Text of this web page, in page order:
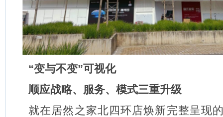
“变与不变”可视化
顺应战略、服务、模式三重升级
就在居然之家北四环店焕新完整呈现